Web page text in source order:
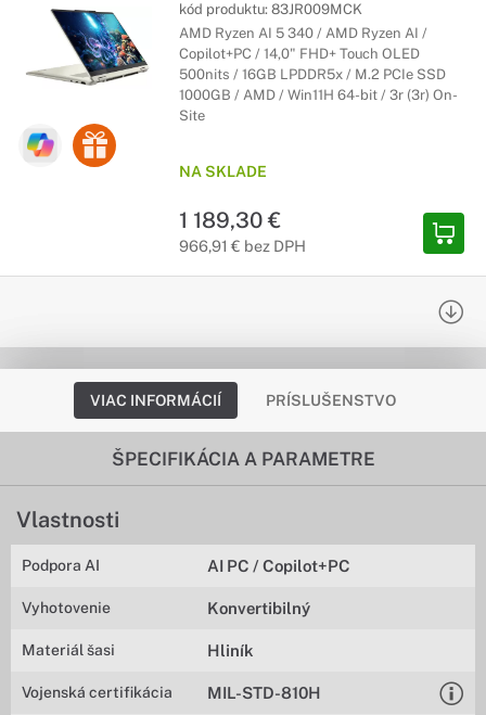
kód produktu: 83JR009MCK
AMD Ryzen AI 5 340 / AMD Ryzen AI /
Copilot+PC / 14,0" FHD+ Touch OLED
500nits / 16GB LPDDR5x / M.2 PCIe SSD
1000GB / AMD / Win11H 64-bit / 3r (3r) On-
Site
NA SKLADE
1 189,30 €
966,91 € bez DPH
VIAC INFORMÁCIÍ PRÍSLUŠENSTVO
ŠPECIFIKÁCIA A PARAMETRE
Vlastnosti
Podpora AI AI PC / Copilot+PC
Vyhotovenie Konvertibilný
Materiál šasi Hliník
Vojenská certifikácia MIL-STD-810H